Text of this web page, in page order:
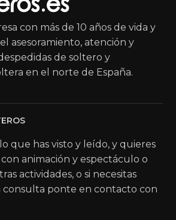
con más de 10 años de vida y
asesoramiento, atención y
de soltero y
en el norte de España.
que has visto y leído, y quieres
animación y espectáculo o
actividades, o si necesitas
consulta ponte en contacto con